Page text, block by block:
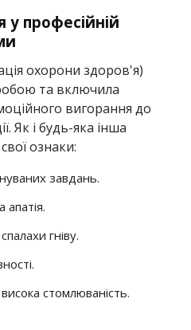
у професійній
охорони здоров'я)
та включила
вигорання до
Як і будь-яка інша
ознаки:
завдань.
апатія.
гніву.
стомлюваність.